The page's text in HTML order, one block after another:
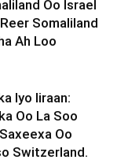
Oo Israel
Somaliland
Ah Loo
Iyo Iiraan:
Oo La Soo
Oo
Switzerland.